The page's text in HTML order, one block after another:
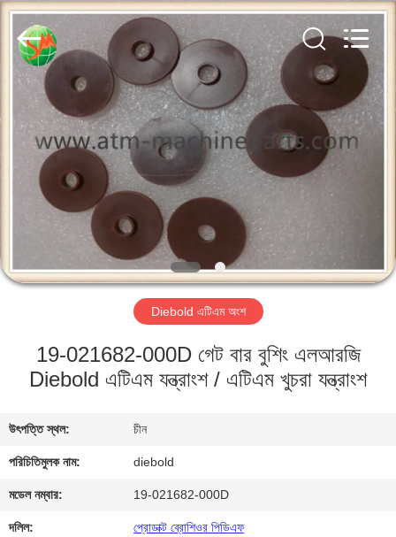
বাড়ি
পণ্য
আমাদের
সম্পর্কে
কারখানা
যোগাযোগ
করুন
GSM
Trade
Co.,Ltd..
Rights
Reserved.
Diebold এটিএম অংশ
19-021682-000D গেট বার বুশিং এলআরজি
Diebold এটিএম যন্ত্রাংশ / এটিএম খুচরা যন্ত্রাংশ
উৎপত্তি স্থল: চীন
পরিচিতিমুলক নাম: diebold
মডেল নম্বার: 19-021682-000D
দলিল: প্রোডাক্ট ব্রোশিওর পিডিএফ